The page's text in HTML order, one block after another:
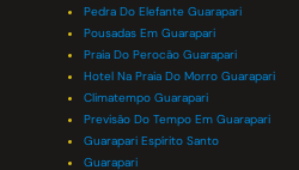
Pedra Do Elefante Guarapari
Pousadas Em Guarapari
Praia Do Perocão Guarapari
Hotel Na Praia Do Morro Guarapari
Climatempo Guarapari
Previsão Do Tempo Em Guarapari
Guarapari Espírito Santo
Guarapari